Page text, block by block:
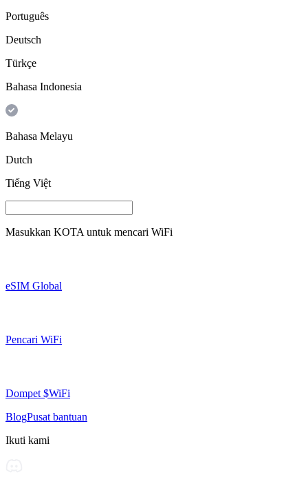
Português
Deutsch
Türkçe
Bahasa Indonesia
Bahasa Melayu
Dutch
Tiếng Việt
Masukkan KOTA untuk mencari WiFi
eSIM Global
Pencari WiFi
Dompet $WiFi
BlogPusat bantuan
Ikuti kami